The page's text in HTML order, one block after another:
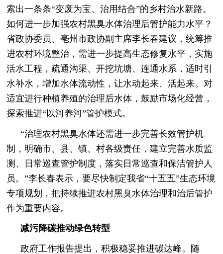
索出一条条“变废为宝、治用结合”的乡村治水新路。
如何进一步加强农村黑臭水体治理后管护能力水平？
省政协委员、亳州市政协副主席李长春建议，统筹推
进农村环境整治，需进一步提高生态修复水平，实施
活水工程，疏通沟渠、开挖坑塘、连通水系，适时引
水补水，增加水体流动性，让水动起来、活起来。对
适宜进行种植养殖的治理后水体，鼓励市场化经营，
探索推进“以河养河”管护模式。
“治理农村黑臭水体还需进一步完善长效管护机
制，明确市、县、镇、村各级责任，建立完善水质监
测、日常巡查管护制度，落实日常巡查和保洁管护人
员。”李长春表示，要尽快制定我省“十五五”生态环境
专项规划，把持续推进农村黑臭水体治理和治后管护
作为重要内容。
减污降碳推动绿色转型
政府工作报告提出，积极稳妥推进碳达峰。随